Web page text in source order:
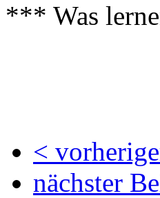
*** Was
<
nächster